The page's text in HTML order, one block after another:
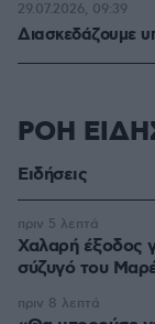
Διασκεδάζουμε
29.07.2026, 09:39
ΡΟΗ
Ειδήσεις
Χαλαρή έξοδος
σύζυγό του
πριν 5 λεπτά
πριν 8 λεπτά